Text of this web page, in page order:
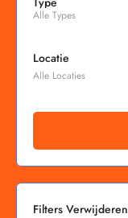
Locatie
Filters Verwijderen